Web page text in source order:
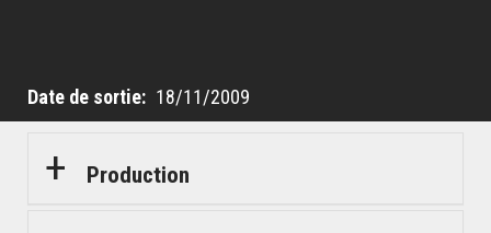
l’utilisation de ces mines antipersonnel, de ces sous-
avocats ? Qui doit payer ces dommages de guerre ?
Date de sortie 18/11/2009
Production